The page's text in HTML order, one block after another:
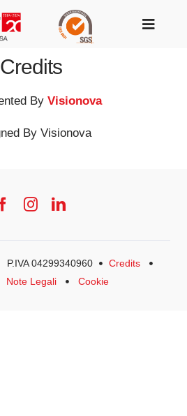
Toggle
Credits
By Visionova
By Visionova
P.IVA 04299340960
Credits
Note Legali Cookie